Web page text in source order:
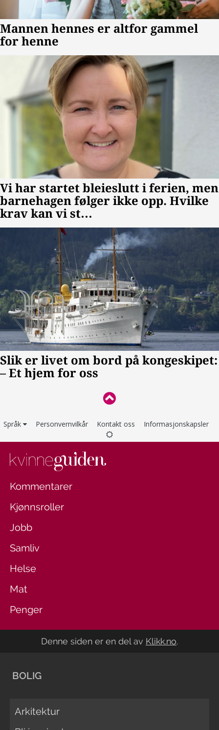
Språk Personvernvilkår Kontakt oss Informasjonskapsler
Kommentarer
Kjønnsroller
Jobb
Samliv
Helse
Mat
Penger
Denne siden er en del av Klikk.no.
BOLIG
Arkitektur